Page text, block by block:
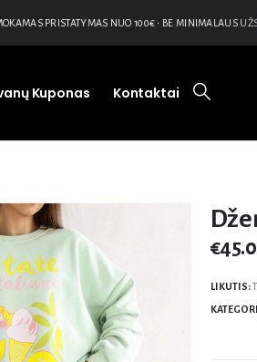
PRISTATYMAS NUO 100€ • BE MINIMALAUS
Kuponas Kontaktai
€
LIKUTIS: